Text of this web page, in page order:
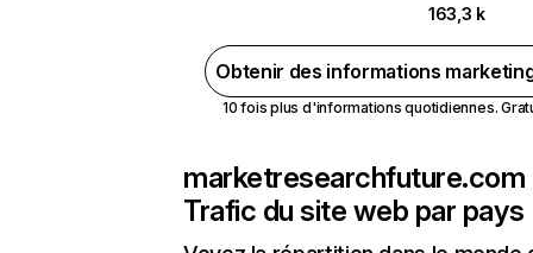
163,3 k
Obtenir des informations
10 fois plus d'informations quotidiennes.
marketresearchfuture.com
Trafic du site web par pays